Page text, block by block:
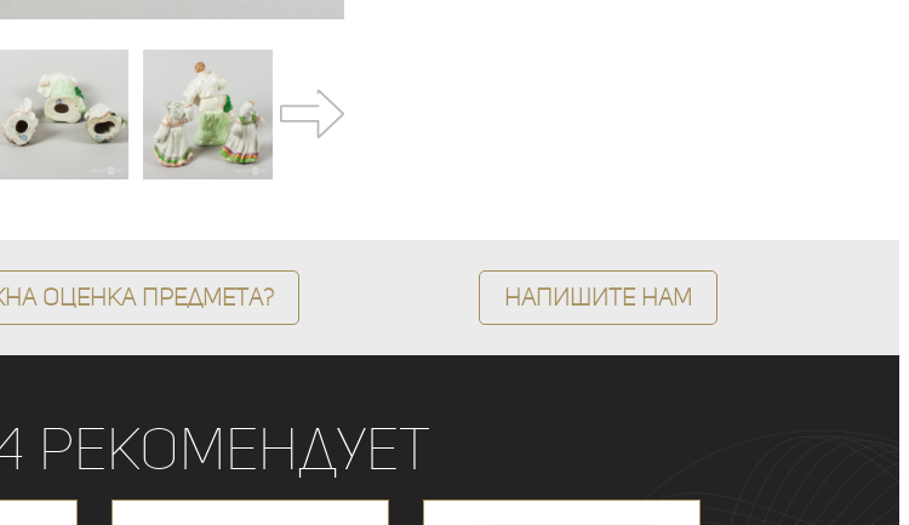
оценка предмета? Напишите нам
рекомендует